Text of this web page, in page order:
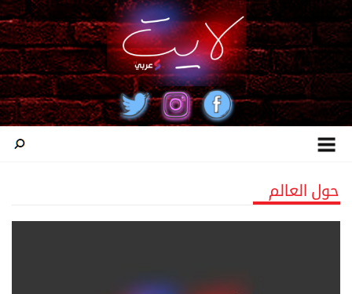
حول العالم